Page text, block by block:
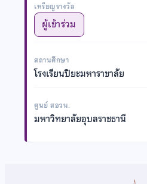
เหรียญรางวัล
ผู้เข้าร่วม
สถานศึกษา
โรงเรียนปิยะมหาราชาลัย
ศูนย์ สอวน.
มหาวิทยาลัยอุบลราชธานี